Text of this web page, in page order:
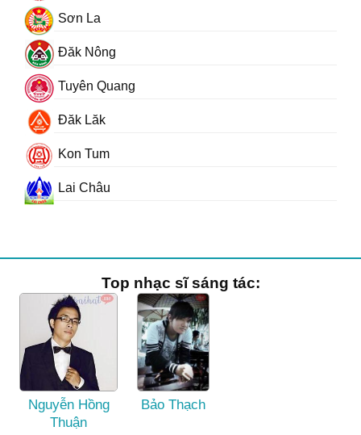
Sơn La
Đăk Nông
Tuyên Quang
Đăk Lăk
Kon Tum
Lai Châu
Top nhạc sĩ sáng tác:
Nguyễn Hồng
Thuận
Bảo Thạch